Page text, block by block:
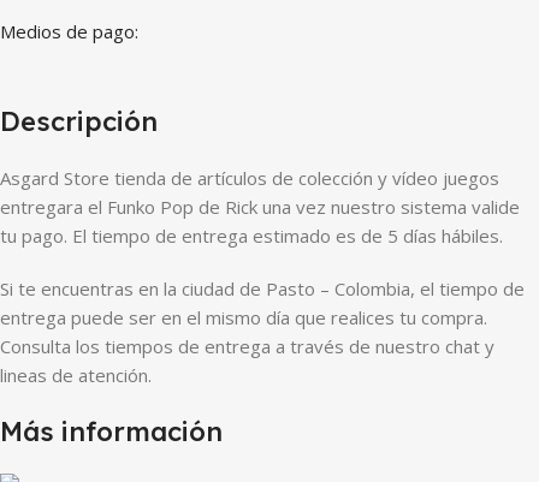
Medios de pago:
Descripción
Asgard Store tienda de artículos de colección y vídeo juegos
entregara el Funko Pop de Rick una vez nuestro sistema valide
tu pago. El tiempo de entrega estimado es de 5 días hábiles.
Si te encuentras en la ciudad de Pasto – Colombia, el tiempo de
entrega puede ser en el mismo día que realices tu compra.
Consulta los tiempos de entrega a través de nuestro chat y
lineas de atención.
Más información